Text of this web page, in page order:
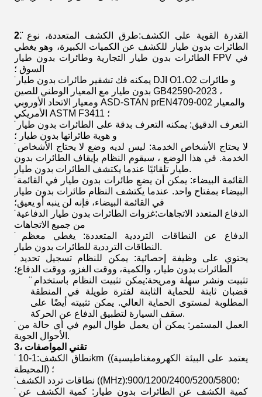
2.̈ القدرة القوية على الكشف:طرق الكشف المتعددة، نوع
الطائرات بدون طيار للكشف عن الكميات الكبيرة، وهو يغطي
الطائرات بدون طيار التجارية وطائرات بدون طيار FPV في
السوق ؛
̈ يمكنه فك تشفير طائرات بدون طيار DJI O1،O2 و طائرات
بدون طيار مع المعيار الوطني للصين GB42590-2023 ،
ومعيار الاتحاد الأوروبي ASD-STAN prEN4709-002 والمعيار
الأمريكي ASTM F3411 ؛
̈ التعرف الدقيق: يمكنه التعرف بدقة على الطائرات بدون طيار
و هوية طائراتها بدون طيار ؛
̈ لا يحتاج الأشخاص الخدمة: ليس لديه وضع لا يحتاج الأشخاص
الخدمة. في هذا الوضع ، سيقوم النظام بإيقاف الطائرات بدون
طيار تلقائيًا عندما يكتشف الطائرات بدون طيار.
̈ القائمة البيضاء: يمكن أن يضع طائرات بدون طيار في القائمة
البيضاء بمفتاح واحد. عندما يكتشف النظام طائرات بدون طيار
في القائمة البيضاء، فإنه لن ينبه أو يعيق؛
̈ الدفاع المتعدد الاتجاهات:غزوات الطائرات بدون طيار الدفاعية
من جميع الاتجاهات
̈ الدفاع عن النطاقات الترددية المتعددة: يغطي معظم
النطاقات الترددية للطائرات بدون طيار.
̈ يحتوي على وظيفة إحصائية: يمكن للنظام تسجيل تحديد
الطائرات بدون طيار، والكمية، ووقت الغزو، ووقت الدفاع؛
̈ تثبيت ونشر سهلة ومريحة:يمكن تثبيت النظام باستخدام
قضبان ثابتة للحماية الثابتة لفترة طويلة في المنطقة
المطلوبة لمستوى الحماية العالي. يمكن تثبيته أيضًا على
سقف السيارة لتطبيق الدفاع عن الحركة.
̈ العمل المستمر: يمكن أن يعمل طوال اليوم في أي حالة من
الأحوال الجوية.
3
، تقني المواصفات
̈ نطاق الكشف:1-10km ((يعتمد على البيئة الكهرومغناطيسية
المحيطة) ؛
̈ نطاقات تردد الكشف ((MHz):900/1200/2400/5200/5800؛
̈ كمية الكشف عن الطائرات بدون طيار: كمية الكشف عن